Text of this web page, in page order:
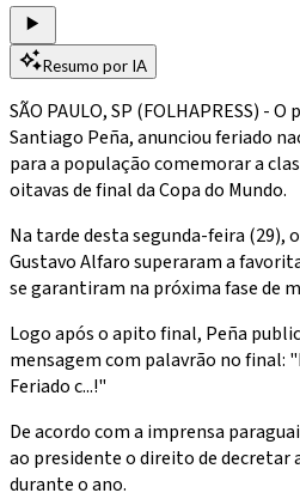
Resumo por IA
SÃO PAULO, SP (FOLHAPRESS) -
Santiago Peña, anunciou feriado
para a população comemorar a
oitavas de final da Copa do Mundo.
Na tarde desta segunda-feira (29),
Gustavo Alfaro superaram a
se garantiram na próxima fase de
Logo após o apito final, Peña
mensagem com palavrão no final:
Feriado c...!"
De acordo com a imprensa
ao presidente o direito de decretar
durante o ano.